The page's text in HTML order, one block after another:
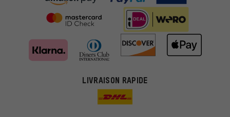
LIVRAISON RAPIDE